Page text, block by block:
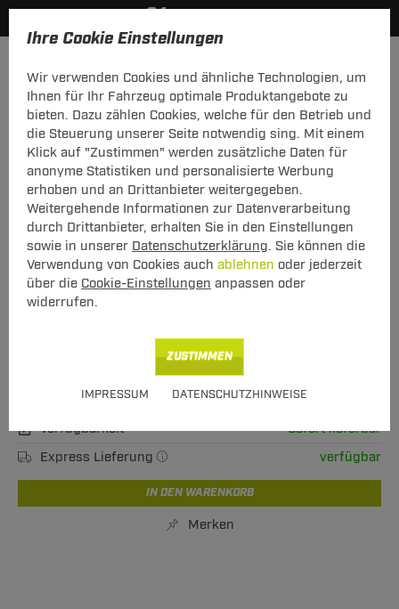
Ihre Cookie Einstellungen
Wir verwenden Cookies und ähnliche Technologien, um
Ihnen für Ihr Fahrzeug optimale Produktangebote zu
bieten. Dazu zählen Cookies, welche für den Betrieb und
die Steuerung unserer Seite notwendig sing. Mit einem
Klick auf "Zustimmen" werden zusätzliche Daten für
anonyme Statistiken und personalisierte Werbung
erhoben und an Drittanbieter weitergegeben.
Weitergehende Informationen zur Datenverarbeitung
durch Drittanbieter, erhalten Sie in den Einstellungen
sowie in unserer Datenschutzerklärung. Sie können die
Verwendung von Cookies auch ablehnen oder jederzeit
über die Cookie-Einstellungen anpassen oder
widerrufen.
IMPRESSUM DATENSCHUTZHINWEISE
ZUSTIMMEN
vorheriger Artikel nächster Artikel
Neu
KS KT Kjust 2 Taschen
fahrzeugspezifisch
KS KT Kjust 2 Taschen fahrzeugspezifisch
inkl. MwSt., zzgl.
M Versand ab 15,00 €
Verfügbarkeit
Sofort lieferbar
Express Lieferung
verfügbar
IN DEN WARENKORB
Merken